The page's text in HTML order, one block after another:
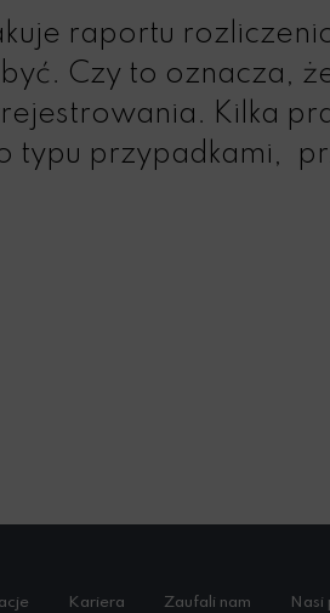
raportu
Czy to oznacza,
Kilka
typu przypadkami,
Kariera Zaufali nam Nasi